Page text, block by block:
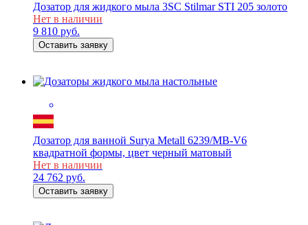
Дозатор для жидкого мыла 3SC Stilmar STI 205 золото
Нет в наличии
9 810 руб.
Оставить заявку
Дозатор для ванной Surya Metall 6239/MB-V6
квадратной формы, цвет черный матовый
Нет в наличии
24 762 руб.
Оставить заявку